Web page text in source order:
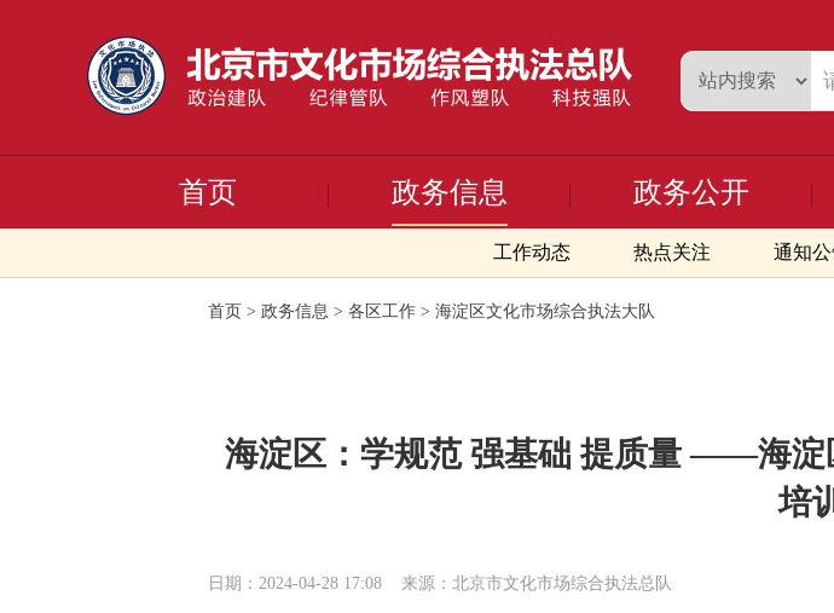
首页 政务信息
工作动态 热点关注 通知
政务公开
首页 > 政务信息 > 各区工作 > 海淀区文化市场综合执法大队
海淀区：学规范 强基础 提质量 ——海淀
培训
日期：2024-04-28 17:08 来源：北京市文化市场综合执法总队